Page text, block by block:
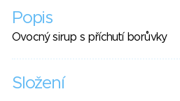
Popis
Ovocný sirup s příchutí borůvky
Složení